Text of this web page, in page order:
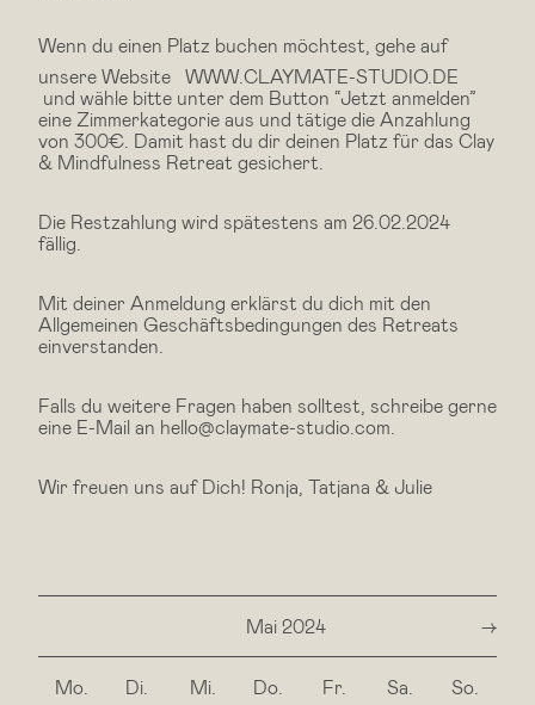
Wenn du einen Platz buchen möchtest, gehe auf
unsere Website
WWW.CLAYMATE-STUDIO.DE
und wähle bitte unter dem Button “Jetzt anmelden”
eine Zimmerkategorie aus und tätige die Anzahlung
von 300€. Damit hast du dir deinen Platz für das Clay
& Mindfulness Retreat gesichert.
Die Restzahlung wird spätestens am 26.02.2024
fällig.
Mit deiner Anmeldung erklärst du dich mit den
Allgemeinen Geschäftsbedingungen des Retreats
einverstanden.
Falls du weitere Fragen haben solltest, schreibe gerne
eine E-Mail an hello@claymate-studio.com.
Wir freuen uns auf Dich! Ronja, Tatjana & Julie
Mai 2024 next
Mo. Di. Mi. Do. Fr. Sa. So.